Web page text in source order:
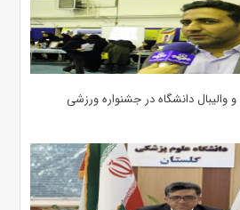
والیبال دانشگاه در جشنواره ورزشی